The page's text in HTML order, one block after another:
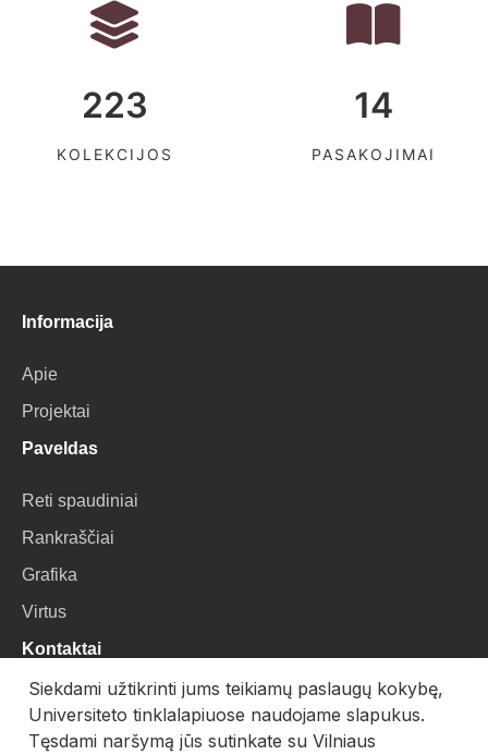
223
KOLEKCIJOS
14
PASAKOJIMAI
Informacija
Apie
Projektai
Paveldas
Reti spaudiniai
Rankraščiai
Grafika
Virtus
Kontaktai
VU Biblioteka
Universiteto g. 3, LT-01122, Vilnius
Siekdami užtikrinti jums teikiamų paslaugų kokybę,
Universiteto tinklalapiuose naudojame slapukus.
Tęsdami naršymą jūs sutinkate su Vilniaus